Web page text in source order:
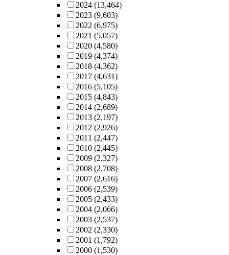
2024 (13,464)
2023 (9,603)
2022 (6,975)
2021 (5,057)
2020 (4,580)
2019 (4,374)
2018 (4,362)
2017 (4,631)
2016 (5,105)
2015 (4,843)
2014 (2,689)
2013 (2,197)
2012 (2,926)
2011 (2,447)
2010 (2,445)
2009 (2,327)
2008 (2,708)
2007 (2,616)
2006 (2,539)
2005 (2,433)
2004 (2,066)
2003 (2,537)
2002 (2,330)
2001 (1,792)
2000 (1,530)